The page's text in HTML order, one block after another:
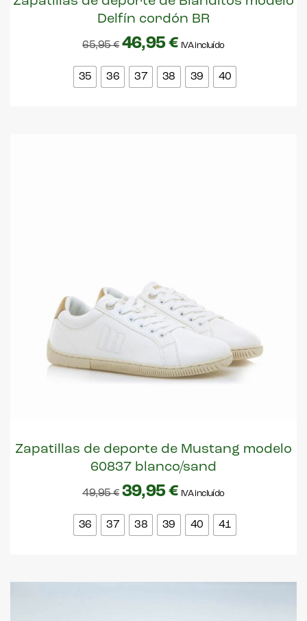
Delfín cordón BR
65,95€ 46,95€ IVA incluído
35 36 37 38 39 40
Zapatillas de deporte de Mustang modelo
60837 blanco/sand
49,95€ 39,95€ IVA incluído
36 37 38 39 40 41